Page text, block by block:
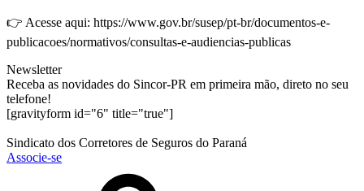
👉 Acesse aqui: https://www.gov.br/susep/pt-br/documentos-e-
publicacoes/normativos/consultas-e-audiencias-publicas
Newsletter
Receba as novidades do Sincor-PR em primeira mão, direto no seu
telefone!
[gravityform id="6" title="true"]
Sindicato dos Corretores de Seguros do Paraná
Associe-se